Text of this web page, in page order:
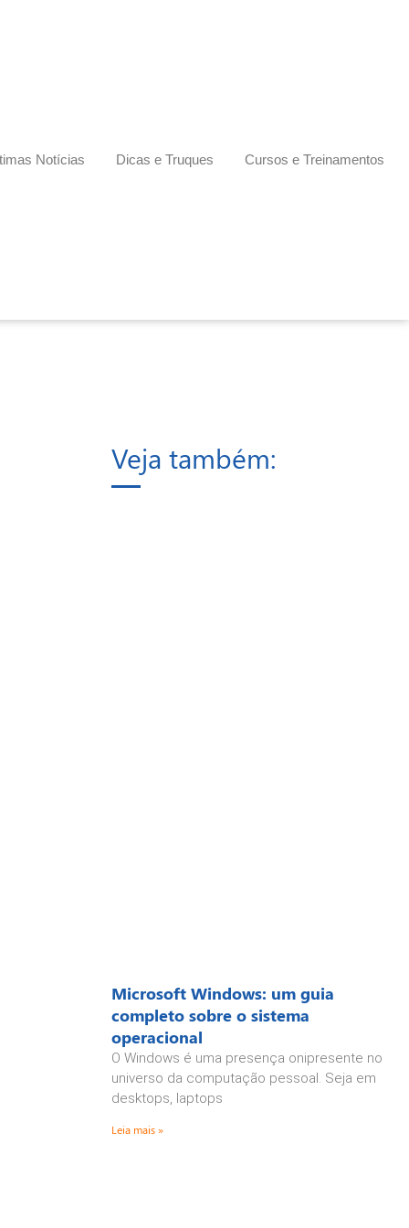
Notícias Dicas e Truques Cursos e Treinamentos
Veja também:
Microsoft Windows: um guia
completo sobre o sistema
operacional
O Windows é uma presença onipresente no
universo da computação pessoal. Seja em
desktops, laptops
Leia mais »